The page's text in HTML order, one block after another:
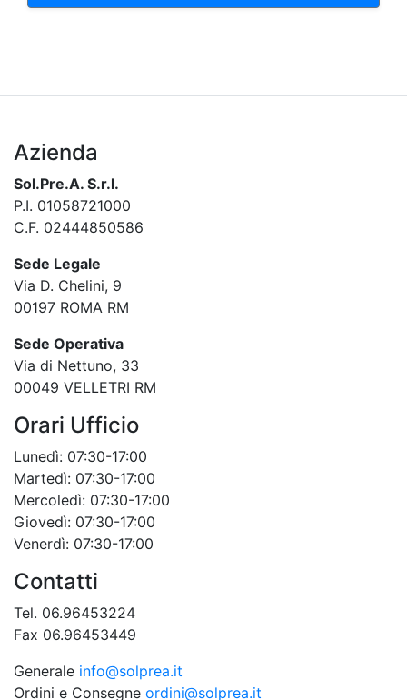
Azienda
Sol.Pre.A. S.r.l.
P.I. 01058721000
C.F. 02444850586
Sede Legale
Via D. Chelini, 9
00197 ROMA RM
Sede Operativa
Via di Nettuno, 33
00049 VELLETRI RM
Orari Ufficio
Lunedì: 07:30-17:00
Martedì: 07:30-17:00
Mercoledì: 07:30-17:00
Giovedì: 07:30-17:00
Venerdì: 07:30-17:00
Contatti
Tel. 06.96453224
Fax 06.96453449
Generale info@solprea.it
Ordini e Consegne ordini@solprea.it